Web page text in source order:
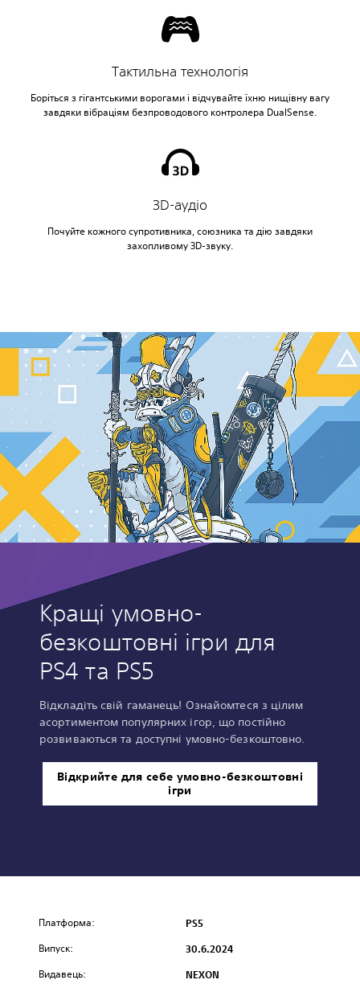
Тактильна технологія
Боріться з гігантськими ворогами і відчувайте їхню нищівну вагу
завдяки вібраціям безпроводового контролера DualSense.
3D-аудіо
Почуйте кожного супротивника, союзника та дію завдяки
захопливому 3D-звуку.
Кращі умовно-
безкоштовні ігри для
PS4 та PS5
Відкладіть свій гаманець! Ознайомтеся з цілим
асортиментом популярних ігор, що постійно
розвиваються та доступні умовно-безкоштовно.
Відкрийте для себе умовно-безкоштовні
ігри
Платформа: PS5
Випуск: 30.6.2024
Видавець: NEXON